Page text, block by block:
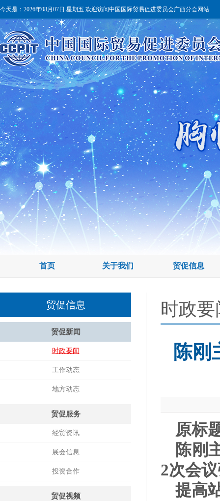
今天是： 2026年08月07日 星期五 欢迎访问中国国际贸易促进委员会广西分会网站
首页 关于我们 贸促信息
贸促信息
贸促新闻
时政要闻
工作动态
地方动态
贸促服务
经贸资讯
展会信息
投资合作
贸促视频
时政要
陈刚
原标
陈刚
2次会
提高